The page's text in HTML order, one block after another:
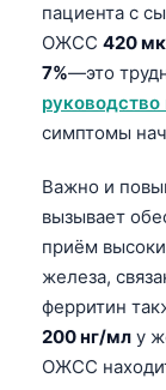
пациента с
ОЖСС 420
7%—это
руководство
симптомы
Важно и
вызывает
приём
железа,
ферритин
200 нг/мл у
ОЖСС